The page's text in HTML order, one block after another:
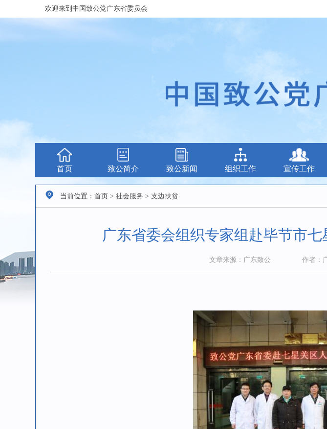
欢迎来到中国致公党广东省委员会
首页 致公简介 致公新闻 组织工作 宣传工作
当前位置：首页 > 社会服务 > 支边扶贫
广东省委会组织专家组赴毕节市
文章来源：广东致公 作者：